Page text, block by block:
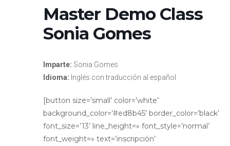
Master Demo Class
Sonia Gomes
Imparte: Sonia Gomes
Idioma: Inglés con traducción al español
[button size=’small’ color=’white’
background_color=’#ed8b45′ border_color=’black’
font_size=’13’ line_height=» font_style=’normal’
font_weight=» text=’inscripción’